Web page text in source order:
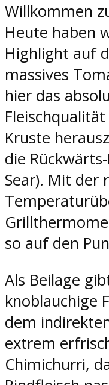
Willkommen
Heute haben
Highlight auf
massives
hier das
Kruste
die
Sear). Mit der
so auf den
Als Beilage
knoblauchige
dem
extrem
Chimichurri,